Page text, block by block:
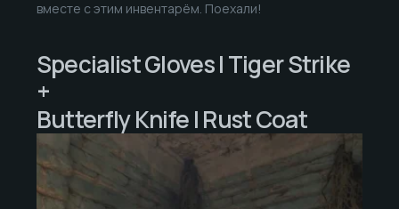
вместе с этим инвентарём. Поехали!
Specialist Gloves | Tiger Strike
+
Butterfly Knife | Rust Coat